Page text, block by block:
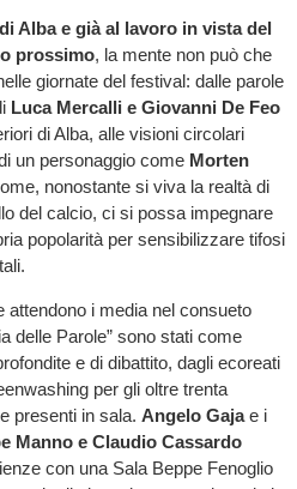
Alba e già al lavoro in vista del
prossimo, la mente non può che
giornate del festival: dalle parole
Luca Mercalli e Giovanni De Feo
di Alba, alle visioni circolari
un personaggio come Morten
nonostante si viva la realtà di
del calcio, ci si possa impegnare
popolarità per sensibilizzare tifosi
attendono i media nel consueto
delle Parole” sono stati come
e di dibattito, dagli ecoreati
per gli oltre trenta
presenti in sala. Angelo Gajae i
Manno e Claudio Cassardo
con una Sala Beppe Fenoglio